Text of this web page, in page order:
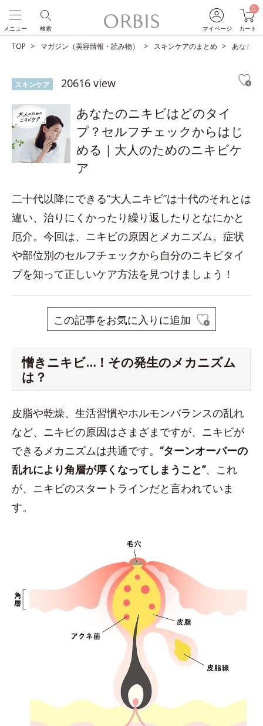
マイページ
0
カート
検索
メニュー
TOP マガジン（美容情報・読み物） スキンケアのまとめ あなたの
スキンケア 20616 view
あなたのニキビはどのタイ
プ？セルフチェックからはじ
める｜大人のためのニキビケ
ア
二十代以降にできる“大人ニキビ”は十代のそれとは
違い、治りにくかったり繰り返したりとなにかと
厄介。今回は、ニキビの原因とメカニズム。症状
や部位別のセルフチェックから自分のニキビタイ
プを知って正しいケア方法を見つけましょう！
この記事をお気に入りに追加
憎きニキビ…！その発生のメカニズム
は？
皮脂や乾燥、生活習慣やホルモンバランスの乱れ
など、ニキビの原因はさまざまですが、ニキビが
できるメカニズムは共通です。 “ターンオーバーの
乱れにより角層が厚くなってしまうこと”、これ
が、ニキビのスタートラインだと言われていま
す。